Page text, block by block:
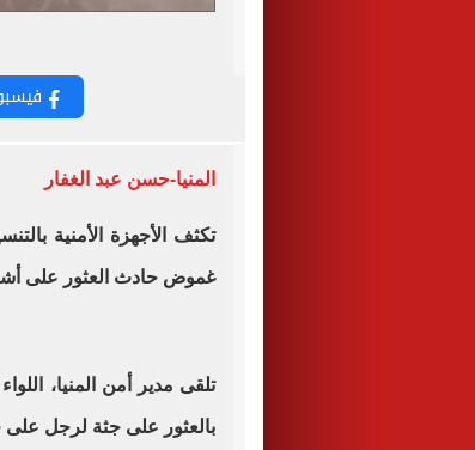
المنيا-حسن عبد الغفار
تكثف الأجهزة الأمنية
غموض حادث العثور على أشلاء جثة
تلقى مدير أمن المنيا،
بالعثور على جثة لرجل